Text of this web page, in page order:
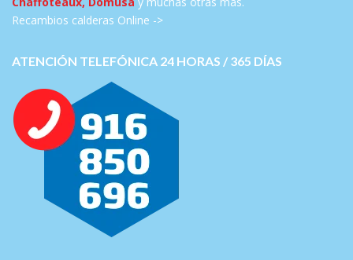
Recambios calderas Online ->
ATENCIÓN TELEFÓNICA 24 HORAS / 365 DÍAS